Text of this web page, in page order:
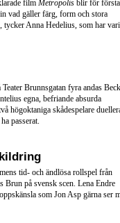
film Metropolis blir för första
vad gäller färg, form och stora
tycker Anna Hedelius, som har
Teater Brunnsgatan fyra andas
egna, befriande absurda
högoktaniga skådespelare
passerat.
tid- och ändlösa rollspel från
Brun på svensk scen. Lena Endre
som Jon Asp gärna ser